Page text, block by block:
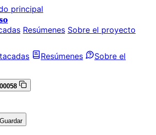
principal
Resúmenes Sobre el proyecto
Resúmenes
Sobre el
Guardar